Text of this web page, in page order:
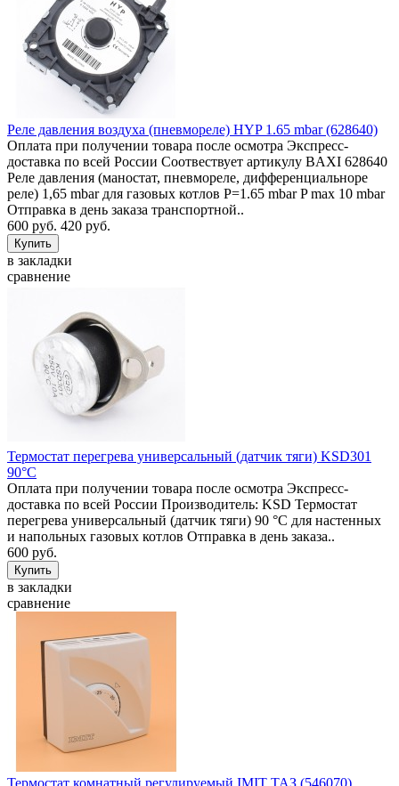
Реле давления воздуха (пневмореле) HYP 1.65 mbar (628640)
Оплата при получении товара после осмотра Экспресс-
доставка по всей России Соотвествует артикулу BAXI 628640
Реле давления (маностат, пневмореле, дифференциальноре
реле) 1,65 mbar для газовых котлов P=1.65 mbar P max 10 mbar
Отправка в день заказа транспортной..
600 руб. 420 руб.
в закладки
сравнение
Термостат перегрева универсальный (датчик тяги) KSD301
90°C
Оплата при получении товара после осмотра Экспресс-
доставка по всей России Производитель: KSD Термостат
перегрева универсальный (датчик тяги) 90 °C для настенных
и напольных газовых котлов Отправка в день заказа..
600 руб.
в закладки
сравнение